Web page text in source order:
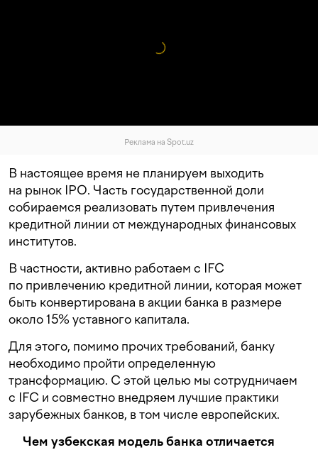
Реклама на Spot.uz
В настоящее время не планируем выходить
на рынок IPO. Часть государственной доли
собираемся реализовать путем привлечения
кредитной линии от международных финансовых
институтов.
В частности, активно работаем с IFC
по привлечению кредитной линии, которая может
быть конвертирована в акции банка в размере
около 15% уставного капитала.
Для этого, помимо прочих требований, банку
необходимо пройти определенную
трансформацию. С этой целью мы сотрудничаем
с IFC и совместно внедряем лучшие практики
зарубежных банков, в том числе европейских.
Чем узбекская модель банка отличается